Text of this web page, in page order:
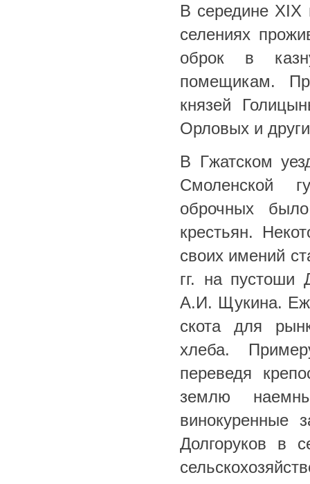
В середине
селениях
оброк в
помещикам.
князей
Орловых и
В Гжатском
Смоленской
оброчных
крестьян.
своих имений
гг. на пустоши
А.И. Щукина.
скота для
хлеба.
переведя
землю
Долгоруков в